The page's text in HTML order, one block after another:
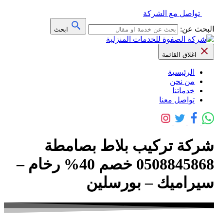
تواصل مع الشركة
البحث عن:
ابحث
اغلاق القائمة
الرئيسية
من نحن
خدماتنا
تواصل معنا
شركة تركيب بلاط بصامطة
0508845868 خصم 40% رخام –
سيراميك – بورسلين